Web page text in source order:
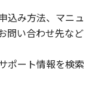
込み方法、マニュ
問い合わせ先など
ポート情報を検索